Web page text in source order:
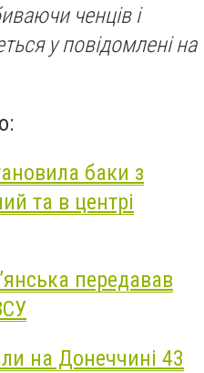
ченців і
у повідомлені на
баки з
та в центрі
передавав
на Донеччині 43